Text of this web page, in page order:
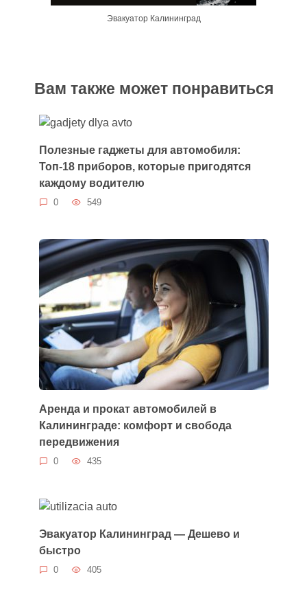
Эвакуатор Калининград
Вам также может понравиться
Полезные гаджеты для автомобиля:
Топ-18 приборов, которые пригодятся
каждому водителю
0 549
Аренда и прокат автомобилей в
Калининграде: комфорт и свобода
передвижения
0 435
Эвакуатор Калининград — Дешево и
быстро
0 405